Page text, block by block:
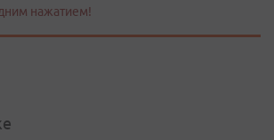
нажатием!